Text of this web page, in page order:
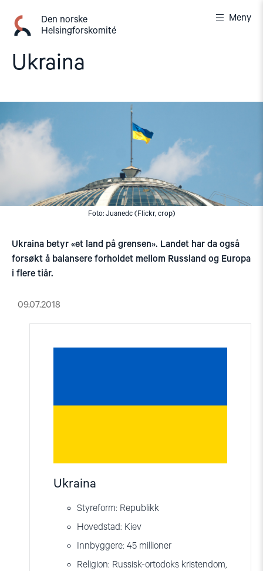
innhold
Den norske
Helsingforskomité
Meny
Ukraina
Foto: Juanedc (Flickr, crop)
Ukraina betyr «et land på grensen». Landet har da også
forsøkt å balansere forholdet mellom Russland og Europa
i flere tiår.
09.07.2018
Ukraina
Styreform: Republikk
Hovedstad: Kiev
Innbyggere: 45 millioner
Religion: Russisk-ortodoks kristendom,